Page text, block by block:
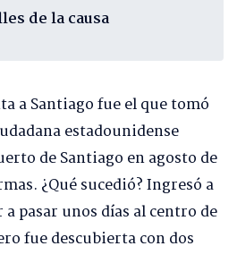
de la causa
a Santiago fue el que tomó
estadounidense
de Santiago en agosto de
¿Qué sucedió? Ingresó a
pasar unos días al centro de
fue descubierta con dos